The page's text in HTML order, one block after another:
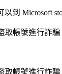
到 Microsoft